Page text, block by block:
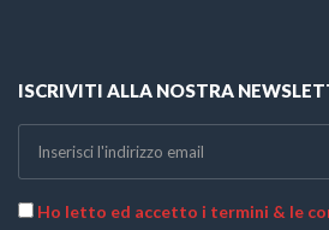
ISCRIVITI ALLA NOSTRA
Ho letto ed accetto i termini & le